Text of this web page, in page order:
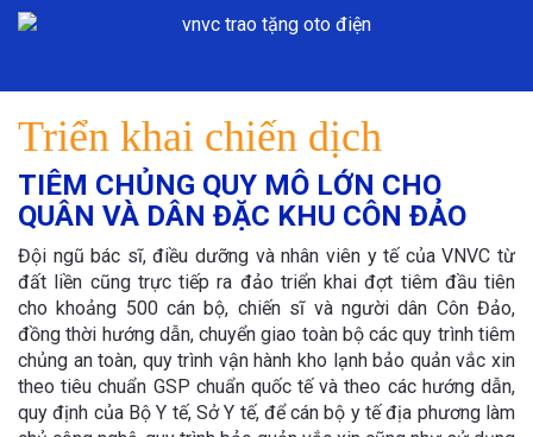
Triển khai chiến dịch
TIÊM CHỦNG QUY MÔ LỚN CHO
QUÂN VÀ DÂN ĐẶC KHU CÔN ĐẢO
Đội ngũ bác sĩ, điều dưỡng và nhân viên y tế của VNVC từ
đất liền cũng trực tiếp ra đảo triển khai đợt tiêm đầu tiên
cho khoảng 500 cán bộ, chiến sĩ và người dân Côn Đảo,
đồng thời hướng dẫn, chuyển giao toàn bộ các quy trình tiêm
chủng an toàn, quy trình vận hành kho lạnh bảo quản vắc xin
theo tiêu chuẩn GSP chuẩn quốc tế và theo các hướng dẫn,
quy định của Bộ Y tế, Sở Y tế, để cán bộ y tế địa phương làm